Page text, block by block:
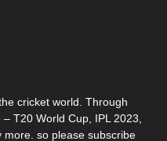
cricket world. Through
T20 World Cup, IPL 2023,
more. so please subscribe